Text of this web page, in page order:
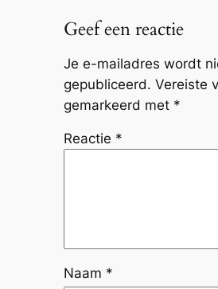
Geef een reactie
Je e-mailadres wordt
gepubliceerd. Vereiste
gemarkeerd met *
Reactie *
Naam *